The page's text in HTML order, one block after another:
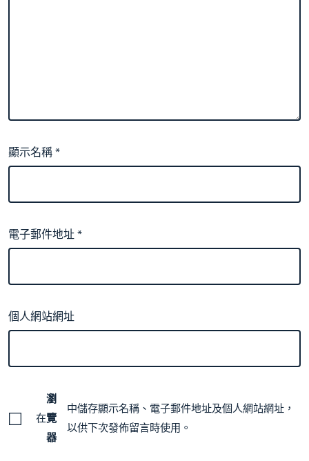
顯示名稱*
電子郵件地址*
個人網站網址
在
瀏
覽
器
中儲存顯示名稱、電子郵件地址及個人網站網址，
以供下次發佈留言時使用。